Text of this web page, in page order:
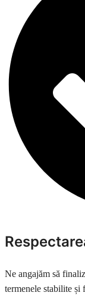
Ne angajăm să
termenele stabilite și